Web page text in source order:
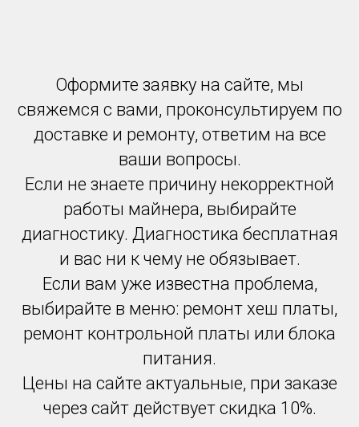
Оформите заявку на сайте, мы
свяжемся с вами, проконсультируем по
доставке и ремонту, ответим на все
ваши вопросы.
Если не знаете причину некорректной
работы майнера, выбирайте
диагностику. Диагностика бесплатная
и вас ни к чему не обязывает.
Если вам уже известна проблема,
выбирайте в меню: ремонт хеш платы,
ремонт контрольной платы или блока
питания.
Цены на сайте актуальные, при заказе
через сайт действует скидка 10%.